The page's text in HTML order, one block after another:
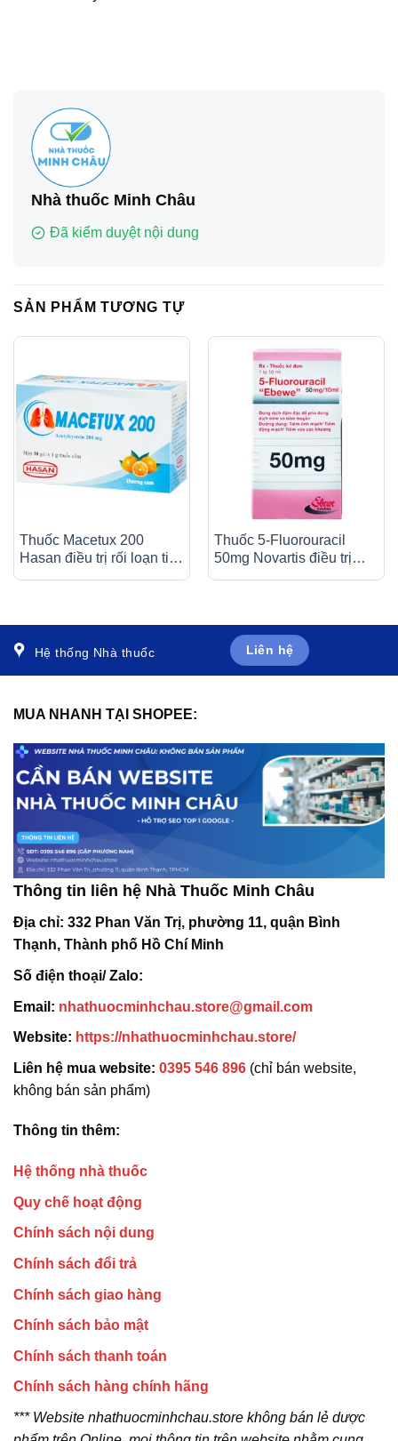
Nhà thuốc Minh Châu
Đã kiểm duyệt nội dung
SẢN PHẨM TƯƠNG TỰ
Thuốc Macetux 200
Hasan điều trị rối loạn tiết
Thuốc 5-Fluorouracil
50mg Novartis điều trị
Hệ thống Nhà thuốc Liên hệ
MUA NHANH TẠI SHOPEE:
Thông tin liên hệ Nhà Thuốc Minh Châu
Địa chỉ: 332 Phan Văn Trị, phường 11, quận Bình
Thạnh, Thành phố Hồ Chí Minh
Số điện thoại/ Zalo:
Email: nhathuocminhchau.store@gmail.com
Website: https://nhathuocminhchau.store/
Liên hệ mua website: 0395 546 896 (chỉ bán website,
không bán sản phẩm)
Thông tin thêm:
Hệ thống nhà thuốc
Quy chế hoạt động
Chính sách nội dung
Chính sách đổi trả
Chính sách giao hàng
Chính sách bảo mật
Chính sách thanh toán
Chính sách hàng chính hãng
*** Website nhathuocminhchau.store không bán lẻ dược